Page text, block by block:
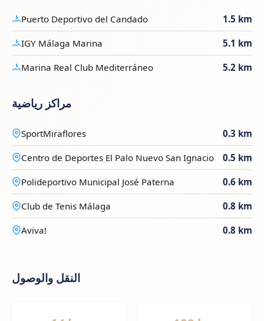
Puerto Deportivo del Candado 1.5 km
IGY Málaga Marina 5.1 km
Marina Real Club Mediterráneo 5.2 km
مراكز رياضية
SportMiraflores 0.3 km
Centro de Deportes El Palo Nuevo San Ignacio 0.5 km
Polideportivo Municipal José Paterna 0.6 km
Club de Tenis Málaga 0.8 km
Aviva! 0.8 km
النقل والوصول